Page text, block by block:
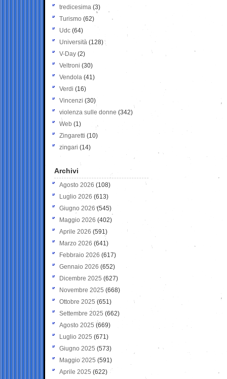
tredicesima (3)
Turismo (62)
Udc (64)
Università (128)
V-Day (2)
Veltroni (30)
Vendola (41)
Verdi (16)
Vincenzi (30)
violenza sulle donne (342)
Web (1)
Zingaretti (10)
zingari (14)
Archivi
Agosto 2026 (108)
Luglio 2026 (613)
Giugno 2026 (545)
Maggio 2026 (402)
Aprile 2026 (591)
Marzo 2026 (641)
Febbraio 2026 (617)
Gennaio 2026 (652)
Dicembre 2025 (627)
Novembre 2025 (668)
Ottobre 2025 (651)
Settembre 2025 (662)
Agosto 2025 (669)
Luglio 2025 (671)
Giugno 2025 (573)
Maggio 2025 (591)
Aprile 2025 (622)